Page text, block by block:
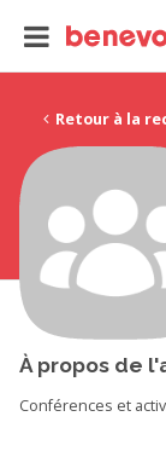
Retour à la
À propos de
Conférences et